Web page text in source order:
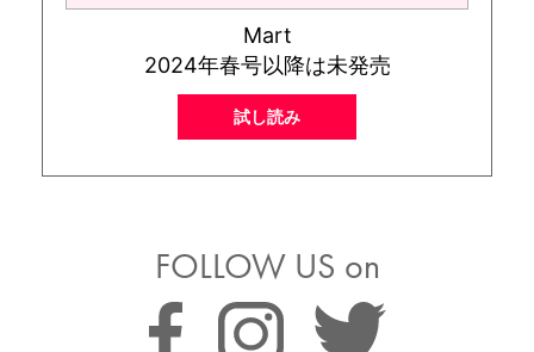
Mart
2024年春号以降は未発売
試し読み
FOLLOW US on